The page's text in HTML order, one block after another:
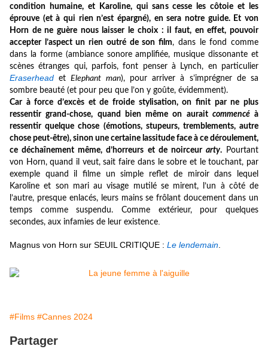
condition humaine, et Karoline, qui sans cesse les côtoie et les
éprouve (et à qui rien n’est épargné), en sera notre guide. Et von
Horn de ne guère nous laisser le choix : il faut, en effet, pouvoir
accepter l’aspect un rien outré de son film, dans le fond comme
dans la forme (ambiance sonore amplifiée, musique dissonante et
scènes étranges qui, parfois, font penser à Lynch, en particulier
Eraserhead etElephant man), pour arriver à s’imprégner de sa
sombre beauté (et pour peu que l’on y goûte, évidemment).
Car à force d’excès et de froide stylisation, on finit par ne plus
ressentir grand-chose, quand bien même on aurait commencéà
ressentir quelque chose (émotions, stupeurs, tremblements, autre
chose peut-être), sinon une certaine lassitude face à ce déroulement,
ce déchaînement même, d’horreurs et de noirceur arty.Pourtant
von Horn, quand il veut, sait faire dans le sobre et le touchant, par
exemple quand il filme un simple reflet de miroir dans lequel
Karoline et son mari au visage mutilé se mirent, l’un à côté de
l’autre, presque enlacés, leurs mains se frôlant doucement dans un
temps comme suspendu. Comme extérieur, pour quelques
secondes, aux infamies de leur existence
Magnus von Horn sur SEUIL CRITIQUE : Le lendemain
#Films #Cannes 2024
Partager